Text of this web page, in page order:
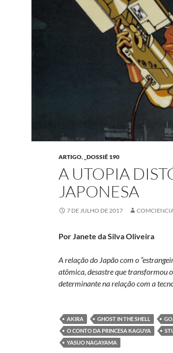
ARTIGO, _DOSSIÊ 190
A UTOPIA
JAPONESA
7 DE JULHO DE 2017
Por Janete da Silva Oliveira
A relação do Japão com o
atômica, desastre que transformou
determinante na relação com a
AKIRA GHOST IN THE SHELL
O CONTO DA PRINCESA KAGUYA
YASUO NAGAYAMA